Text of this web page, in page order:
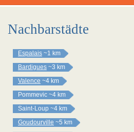
Nachbarstädte
Espalais ~1 km
Bardigues ~3 km
Valence ~4 km
Pommevic ~4 km
Saint-Loup ~4 km
Goudourville ~5 km